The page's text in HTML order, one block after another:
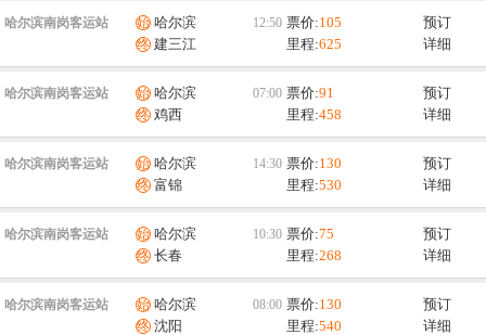
哈尔滨南岗客运站
哈尔滨
建三江
票价:105
里程:625
预订
详细
哈尔滨南岗客运站
哈尔滨
鸡西
票价:91
里程:458
预订
详细
哈尔滨南岗客运站
哈尔滨
富锦
票价:130
里程:530
预订
详细
哈尔滨南岗客运站
哈尔滨
长春
票价:75
里程:268
预订
详细
哈尔滨南岗客运站
哈尔滨
沈阳
票价:130
里程:540
预订
详细